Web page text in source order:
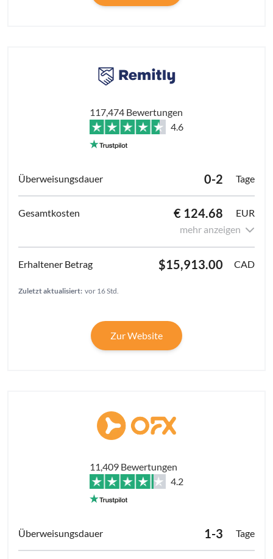
117,474 Bewertungen
4.6
0-2 Tage
€ 124.68
EUR
mehr anzeigen
$15,913.00 CAD
Zuletzt aktualisiert: vor 16 Std.
Zur Website
11,409 Bewertungen
4.2
1-3 Tage